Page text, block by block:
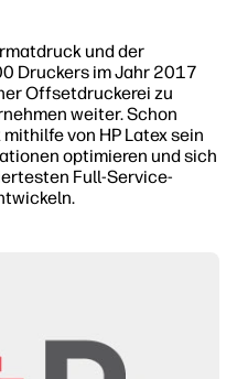
und der
Druckers im Jahr 2017
Offsetdruckerei zu
weiter. Schon
von HP Latex sein
optimieren und sich
Full-Service-